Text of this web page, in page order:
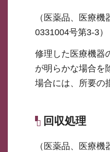
（医薬品、医療
0331004号第3-3）
修理した医療機器
が明らかな場合を
場合には、所要の
回収処理
（医薬品、医療